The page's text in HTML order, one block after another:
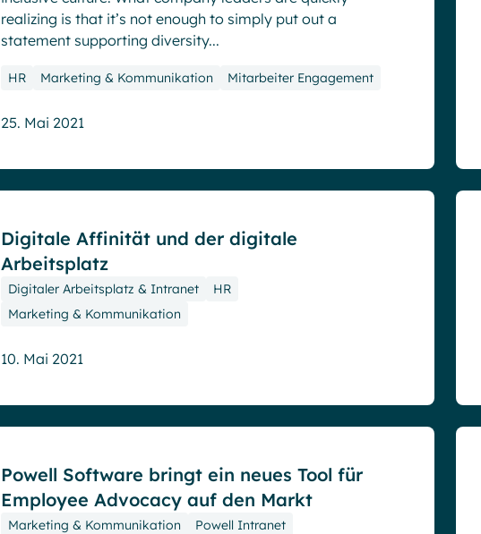
realizing is that it’s not enough to simply put out a
statement supporting diversity...
HR Marketing & Kommunikation Mitarbeiter Engagement
25. Mai 2021
Digitale Affinität und der digitale
Arbeitsplatz
Digitaler Arbeitsplatz & Intranet
HR
Marketing & Kommunikation
10. Mai 2021
Powell Software bringt ein neues Tool für
Employee Advocacy auf den Markt
Marketing & Kommunikation
Powell Intranet